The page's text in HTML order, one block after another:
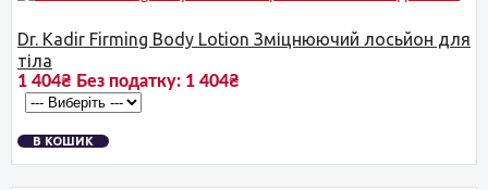
Dr. Kadir Firming Body Lotion Зміцнюючий лосьйон для
тіла
1 404₴ Без податку: 1 404₴
В КОШИК